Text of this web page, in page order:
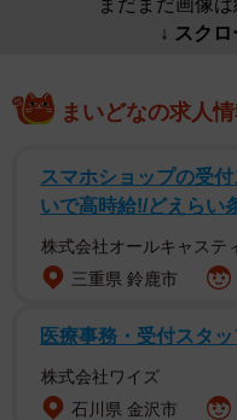
↓ スク
まいどなの求人
スマホショップの受
いで高時給!/どえらい
株式会社オールキャステ
三重県 鈴鹿市
医療事務・受付スタッ
株式会社ワイズ
石川県 金沢市